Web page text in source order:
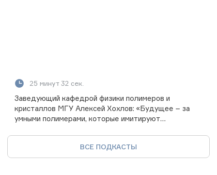
25 минут 32 сек.
Заведующий кафедрой физики полимеров и
кристаллов МГУ Алексей Хохлов: «Будущее – за
умными полимерами, которые имитируют
ВСЕ ПОДКАСТЫ